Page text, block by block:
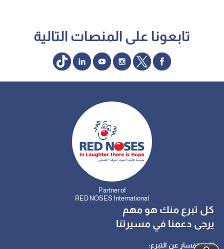
تابعونا على المنصات التالية
Partner of
RED NOSES International
كل تبرع منك هو مهم
يرجى دعمنا في مسيرتنا
للاستفسار عن التبرع: